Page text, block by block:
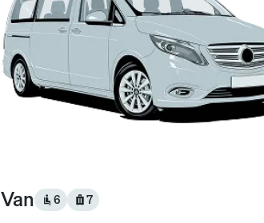
Van 6 7